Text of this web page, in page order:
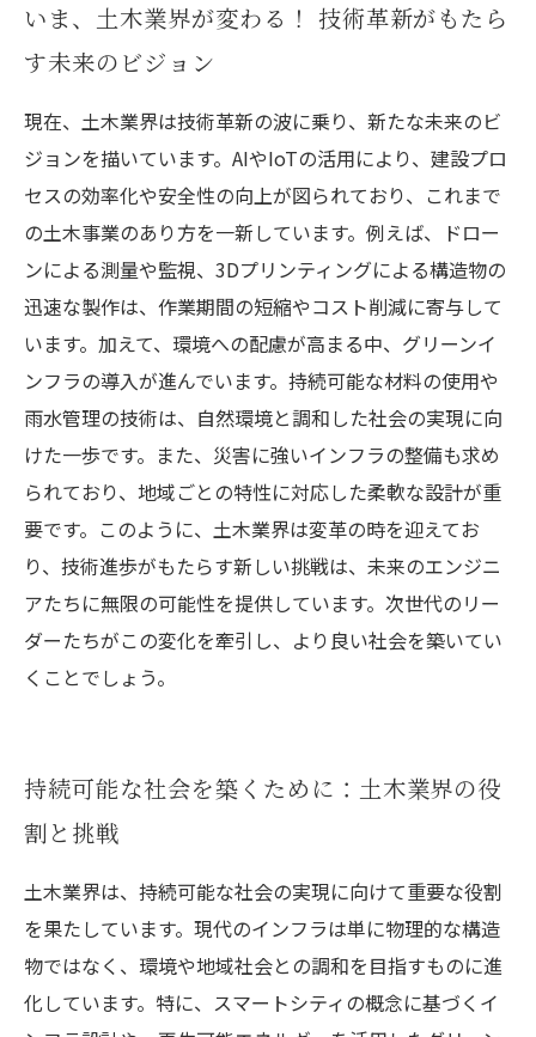
いま、土木業界が変わる！ 技術革新がもたら
す未来のビジョン
現在、土木業界は技術革新の波に乗り、新たな未来のビ
ジョンを描いています。AIやIoTの活用により、建設プロ
セスの効率化や安全性の向上が図られており、これまで
の土木事業のあり方を一新しています。例えば、ドロー
ンによる測量や監視、3Dプリンティングによる構造物の
迅速な製作は、作業期間の短縮やコスト削減に寄与して
います。加えて、環境への配慮が高まる中、グリーンイ
ンフラの導入が進んでいます。持続可能な材料の使用や
雨水管理の技術は、自然環境と調和した社会の実現に向
けた一歩です。また、災害に強いインフラの整備も求め
られており、地域ごとの特性に対応した柔軟な設計が重
要です。このように、土木業界は変革の時を迎えてお
り、技術進歩がもたらす新しい挑戦は、未来のエンジニ
アたちに無限の可能性を提供しています。次世代のリー
ダーたちがこの変化を牽引し、より良い社会を築いてい
くことでしょう。
持続可能な社会を築くために：土木業界の役
割と挑戦
土木業界は、持続可能な社会の実現に向けて重要な役割
を果たしています。現代のインフラは単に物理的な構造
物ではなく、環境や地域社会との調和を目指すものに進
化しています。特に、スマートシティの概念に基づくイ